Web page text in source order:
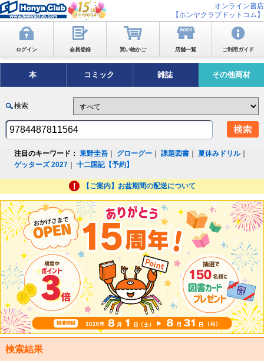
オンライン書店
【ホンヤクラブドットコム】
ログイン 会員登録 買い物かご 店舗一覧 ご利用ガイド
本 コミック 雑誌 その他商材
検索
注目のキーワード： 東野圭吾 グローグー ｜課題図書 ｜夏休みドリル｜
ゲッターズ 2027 ｜十二国記【予約】
【ご案内】お盆期間の配送について
検索結果